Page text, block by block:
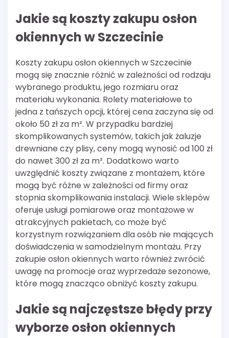
Jakie są koszty zakupu osłon
okiennych w Szczecinie
Koszty zakupu osłon okiennych w Szczecinie
mogą się znacznie różnić w zależności od rodzaju
wybranego produktu, jego rozmiaru oraz
materiału wykonania. Rolety materiałowe to
jedna z tańszych opcji, której cena zaczyna się od
około 50 zł za m². W przypadku bardziej
skomplikowanych systemów, takich jak żaluzje
drewniane czy plisy, ceny mogą wynosić od 100 zł
do nawet 300 zł za m². Dodatkowo warto
uwzględnić koszty związane z montażem, które
mogą być różne w zależności od firmy oraz
stopnia skomplikowania instalacji. Wiele sklepów
oferuje usługi pomiarowe oraz montażowe w
atrakcyjnych pakietach, co może być
korzystnym rozwiązaniem dla osób nie mających
doświadczenia w samodzielnym montażu. Przy
zakupie osłon okiennych warto również zwrócić
uwagę na promocje oraz wyprzedaże sezonowe,
które mogą znacząco obniżyć koszty zakupu.
Jakie są najczęstsze błędy przy
wyborze osłon okiennych